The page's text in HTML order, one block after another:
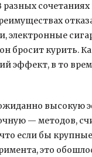
сочетаниях
бросит курить.
эффект, в то
высокую
— методов,
если бы
это